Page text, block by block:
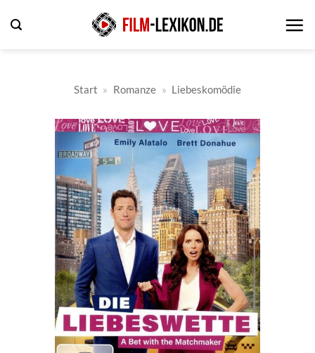
Inhalt
Start » Romanze » Liebeskomödie